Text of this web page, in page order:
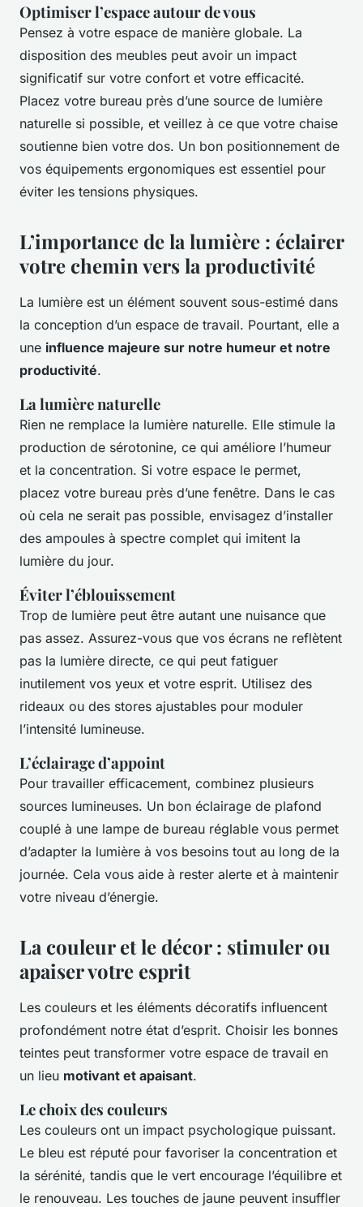
Optimiser l’espace autour de vous
Pensez à votre espace de manière globale. La
disposition des meubles peut avoir un impact
significatif sur votre confort et votre efficacité.
Placez votre bureau près d’une source de lumière
naturelle si possible, et veillez à ce que votre chaise
soutienne bien votre dos. Un bon positionnement de
vos équipements ergonomiques est essentiel pour
éviter les tensions physiques.
L’importance de la lumière : éclairer
votre chemin vers la productivité
La lumière est un élément souvent sous-estimé dans
la conception d’un espace de travail. Pourtant, elle a
une influence majeure sur notre humeur et notre
productivité.
La lumière naturelle
Rien ne remplace la lumière naturelle. Elle stimule la
production de sérotonine, ce qui améliore l’humeur
et la concentration. Si votre espace le permet,
placez votre bureau près d’une fenêtre. Dans le cas
où cela ne serait pas possible, envisagez d’installer
des ampoules à spectre complet qui imitent la
lumière du jour.
Éviter l’éblouissement
Trop de lumière peut être autant une nuisance que
pas assez. Assurez-vous que vos écrans ne reflètent
pas la lumière directe, ce qui peut fatiguer
inutilement vos yeux et votre esprit. Utilisez des
rideaux ou des stores ajustables pour moduler
l’intensité lumineuse.
L’éclairage d’appoint
Pour travailler efficacement, combinez plusieurs
sources lumineuses. Un bon éclairage de plafond
couplé à une lampe de bureau réglable vous permet
d’adapter la lumière à vos besoins tout au long de la
journée. Cela vous aide à rester alerte et à maintenir
votre niveau d’énergie.
La couleur et le décor : stimuler ou
apaiser votre esprit
Les couleurs et les éléments décoratifs influencent
profondément notre état d’esprit. Choisir les bonnes
teintes peut transformer votre espace de travail en
un lieu motivant et apaisant.
Le choix des couleurs
Les couleurs ont un impact psychologique puissant.
Le bleu est réputé pour favoriser la concentration et
la sérénité, tandis que le vert encourage l’équilibre et
le renouveau. Les touches de jaune peuvent insuffler